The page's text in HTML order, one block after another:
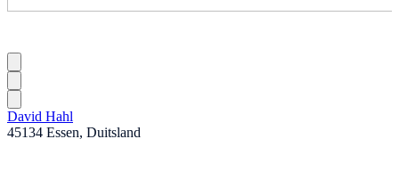
David Hahl
45134 Essen, Duitsland